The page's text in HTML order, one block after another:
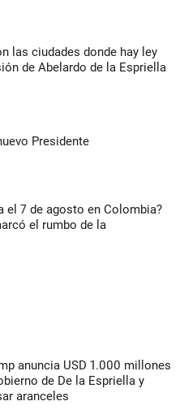
las ciudades donde hay ley
de Abelardo de la Espriella
Presidente
el 7 de agosto en Colombia?
el rumbo de la
anuncia USD 1.000 millones
de De la Espriella y
aranceles